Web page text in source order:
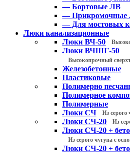
— Бортовые ЛВ
— Прикромочные
— Для мостовых
Люки канализационные
Люки ВЧ-50
Люки ВЧШГ-50
Высокопрочный
Железобетонные
Пластиковые
Полимерно
Полимерное
Полимерные
Люки СЧ
Из серого
Люки СЧ-20 Из
Люки СЧ-20 +
Из серого чугуна с
Люки СЧ-20 +